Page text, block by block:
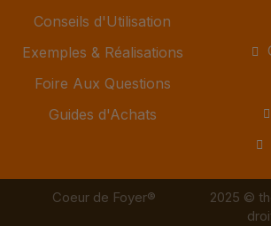
Conseils d'Utilisation
Exemples & Réalisations
Foire Aux Questions
Guides d'Achats
Coeur de Foyer®
2025 ©